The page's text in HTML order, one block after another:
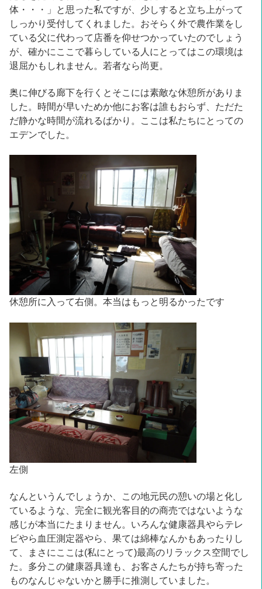
体・・・」と思った私ですが、少しすると立ち上がって
しっかり受付してくれました。おそらく外で農作業をし
ている父に代わって店番を仰せつかっていたのでしょう
が、確かにここで暮らしている人にとってはこの環境は
退屈かもしれません。若者なら尚更。
奥に伸びる廊下を行くとそこには素敵な休憩所がありま
した。時間が早いためか他にお客は誰もおらず、ただた
だ静かな時間が流れるばかり。ここは私たちにとっての
エデンでした。
休憩所に入って右側。本当はもっと明るかったです
左側
なんというんでしょうか、この地元民の憩いの場と化し
ているような、完全に観光客目的の商売ではないような
感じが本当にたまりません。いろんな健康器具やらテレ
ビやら血圧測定器やら、果ては綿棒なんかもあったりし
て、まさにここは(私にとって)最高のリラックス空間でし
た。多分この健康器具達も、お客さんたちが持ち寄った
ものなんじゃないかと勝手に推測していました。